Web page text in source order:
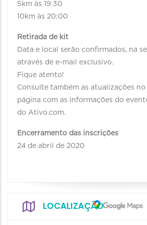
5km às 19:30
10km às 20:00
Retirada de kit
Data e local serão confirmados, na
através de e-mail exclusivo.
Fique atento!
Consulte também as atualizações
página com as informações do
do Ativo.com.
Encerramento das inscrições
24 de abril de 2020
LOCALIZAÇÃO